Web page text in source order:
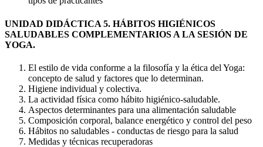
UNIDAD DIDÁCTICA 5. HÁBITOS HIGIÉNICOS
SALUDABLES COMPLEMENTARIOS A LA SESIÓN DE
YOGA.
El estilo de vida conforme a la filosofía y la ética del Yoga:
concepto de salud y factores que lo determinan.
Higiene individual y colectiva.
La actividad física como hábito higiénico-saludable.
Aspectos determinantes para una alimentación saludable
Composición corporal, balance energético y control del peso
Hábitos no saludables - conductas de riesgo para la salud
Medidas y técnicas recuperadoras